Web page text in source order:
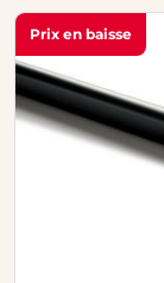
Prix en baisse